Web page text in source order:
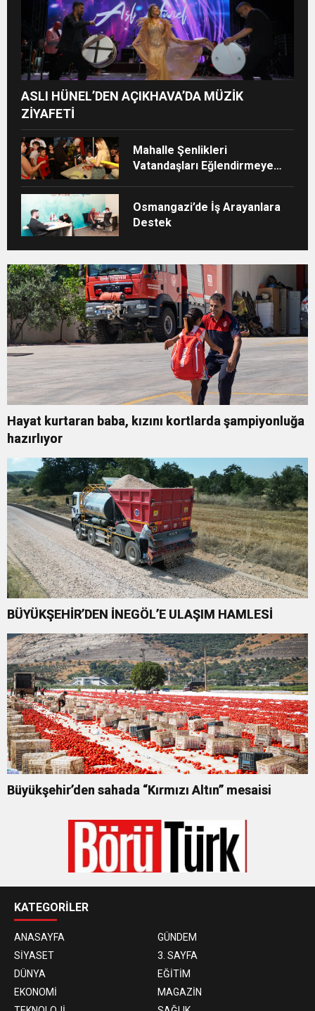
ASLI HÜNEL’DEN AÇIKHAVA’DA MÜZİK
ZİYAFETİ
Mahalle Şenlikleri
Vatandaşları Eğlendirmeye
Osmangazi’de İş Arayanlara
Destek
Hayat kurtaran baba, kızını kortlarda şampiyonluğa
hazırlıyor
BÜYÜKŞEHİR’DEN İNEGÖL’E ULAŞIM HAMLESİ
Büyükşehir’den sahada “Kırmızı Altın” mesaisi
KATEGORİLER
ANASAYFA
GÜNDEM
SİYASET
3. SAYFA
DÜNYA
EĞİTİM
EKONOMİ
MAGAZİN